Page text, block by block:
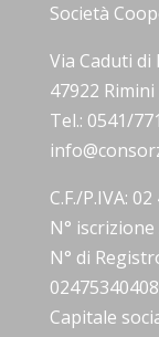
Società
Via Caduti
47922 Rimini
Tel.: 0541/
C.F./P.IVA:
N°
N° di
02475340408
Capitale